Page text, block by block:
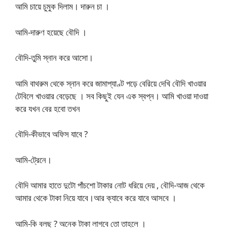
আমি চায়ে চুমুক দিলাম। দারুন চা ।
আমি-দারুণ হয়েছে বৌদি ।
বৌদি-তুমি স্নান করে আসো।
আমি বাথরুম থেকে স্নান করে জামাপ্যাণ্ট পড়ে বেরিয়ে দেখি বৌদি খাওয়ার
টেবিলে খাওয়ার বেড়েছে । সব কিছুই যেন এক স্বপ্ন। আমি খাওয়া দাওয়া
করে যখন বের হবো তখন
বৌদি-কীভাবে অফিস যাবে ?
আমি-ট্রেনে।
বৌদি আমার হাতে দুটো পাঁচশো টাকার নোট ধরিয়ে দেয় , বৌদি-আজ থেকে
আমার থেকে টাকা নিয়ে যাবে।আর ক্যাবে করে যাবে আসবে ।
আমি-কি বলছ ? অনেক টাকা লাগবে তো তাহলে ।